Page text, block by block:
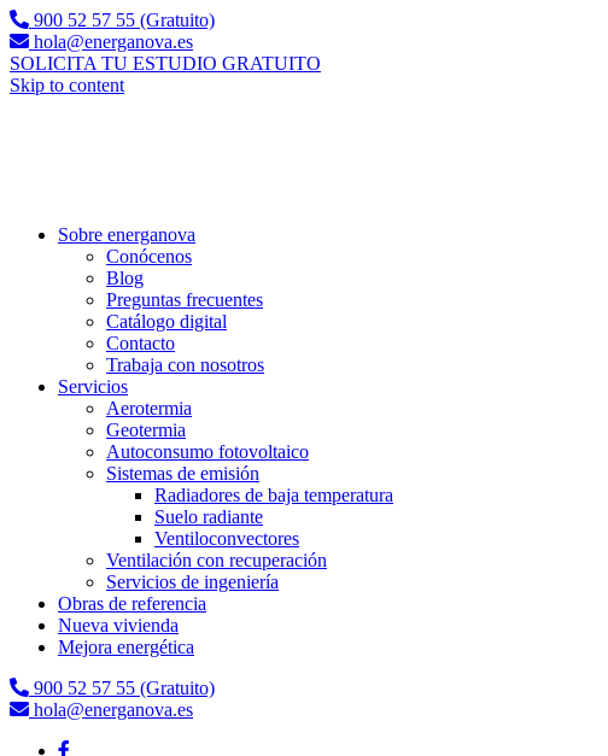
900 52 57 55 (Gratuito)
hola@energanova.es
SOLICITA TU ESTUDIO GRATUITO
Skip to content
Sobre energanova
Conócenos
Blog
Preguntas frecuentes
Catálogo digital
Contacto
Trabaja con nosotros
Servicios
Aerotermia
Geotermia
Autoconsumo fotovoltaico
Sistemas de emisión
Radiadores de baja temperatura
Suelo radiante
Ventiloconvectores
Ventilación con recuperación
Servicios de ingeniería
Obras de referencia
Nueva vivienda
Mejora energética
900 52 57 55 (Gratuito)
hola@energanova.es